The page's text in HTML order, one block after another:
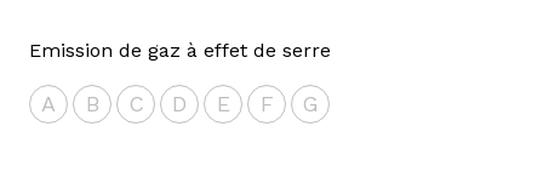
Emission de gaz à effet de serre
A B C D E F G